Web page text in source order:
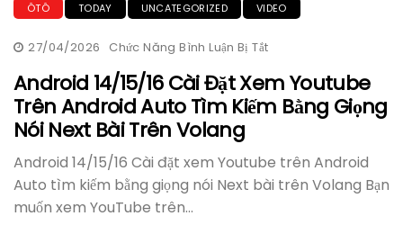
ÔTÔ TODAY UNCATEGORIZED VIDEO
27/04/2026 Chức Năng Bình Luận Bị Tắt
14/15/16
Cài
Đặt
Xem
Android
Auto
Tìm
Android 14/15/16 Cài Đặt Xem Youtube
Trên Android Auto Tìm Kiếm Bằng Giọng
Nói Next Bài Trên Volang
Android 14/15/16 Cài đặt xem Youtube trên Android
Auto tìm kiếm bằng giọng nói Next bài trên Volang Bạn
muốn xem YouTube trên...